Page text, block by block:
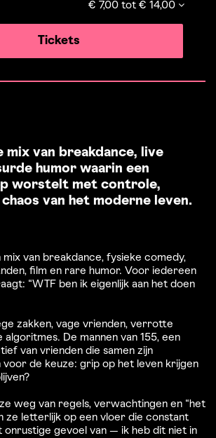
€ 7,00 tot € 14,00
Tickets
mix van breakdance, live
humor waarin een
worstelt met controle,
van het moderne leven.
mix van breakdance, fysieke comedy,
film en rare humor. Voor iedereen
“WTF ben ik eigenlijk aan het doen
zakken, vage vrienden, verrotte
algoritmes. De mannen van 155, een
van vrienden die samen zijn
voor de keuze: grip op het leven krijgen
weg van regels, verwachtingen en “het
ze letterlijk op een vloer die constant
gevoel van — ik heb dit niet in